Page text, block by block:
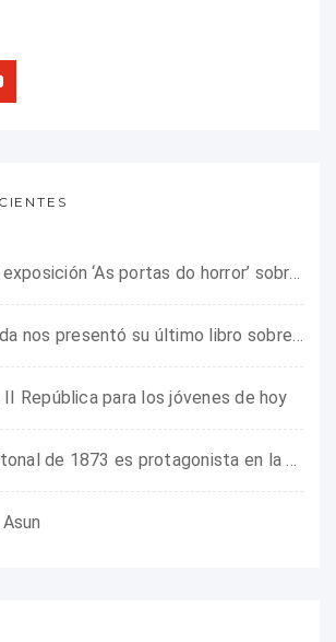
República para los jóvenes de hoy